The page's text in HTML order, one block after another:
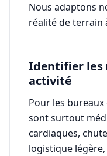
Nous adaptons
réalité de terrain
Identifier les
activité
Pour les bureaux
sont surtout
cardiaques,
logistique